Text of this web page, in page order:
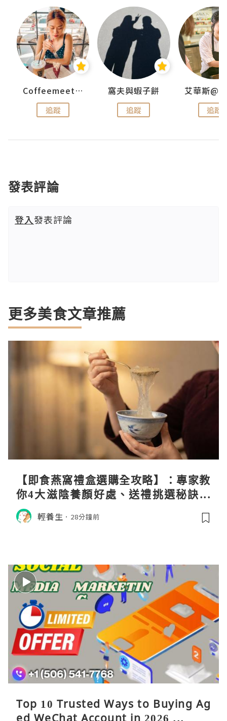
Coffeemeetjojo
追蹤
窩夫與蝦子餅
追蹤 追蹤
發表評論
登入發表評論
更多美食文章推薦
【即食燕窩禮盒選購全攻略】：專家教
你4大滋陰養顏好處、送禮挑選秘訣與
日常食用心得
輕養生 28分鐘前
Top 10 Trusted Ways to Buying Ag
ed WeChat Account in 2026 ...